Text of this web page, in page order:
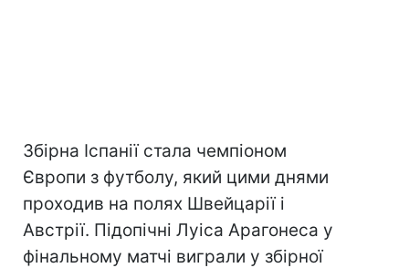
Збірна Іспанії стала чемпіоном
Європи з футболу, який цими днями
проходив на полях Швейцарії і
Австрії. Підопічні Луіса Арагонеса у
фінальному матчі виграли у збірної